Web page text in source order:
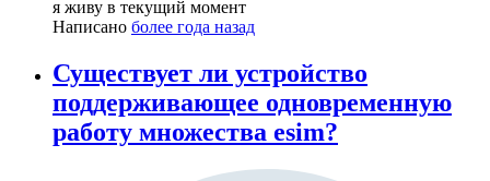
я живу в текущий момент
Написано более года назад
Существует ли устройство
поддерживающее одновременную
работу множества esim?